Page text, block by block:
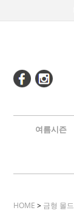
여름시즌
HOME > 금형 몰드